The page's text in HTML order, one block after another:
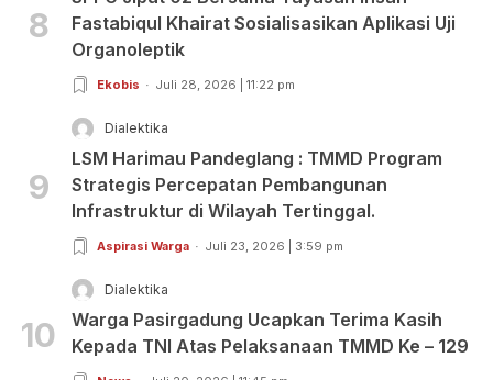
8
Fastabiqul Khairat Sosialisasikan Aplikasi Uji
Organoleptik
Ekobis Juli 28, 2026 | 11:22 pm
9
Dialektika
LSM Harimau Pandeglang : TMMD Program
Strategis Percepatan Pembangunan
Infrastruktur di Wilayah Tertinggal.
Aspirasi Warga Juli 23, 2026 | 3:59 pm
10
Dialektika
Warga Pasirgadung Ucapkan Terima Kasih
Kepada TNI Atas Pelaksanaan TMMD Ke – 129